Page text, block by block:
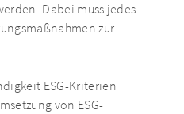
Dabei muss jedes
zur
ESG-Kriterien
von ESG-